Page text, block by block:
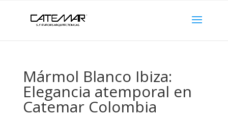
Mármol Blanco Ibiza:
Elegancia atemporal en
Catemar Colombia